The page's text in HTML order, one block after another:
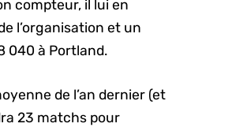
compteur, il lui en
l’organisation et un
040 à Portland.
de l’an dernier (et
23 matchs pour